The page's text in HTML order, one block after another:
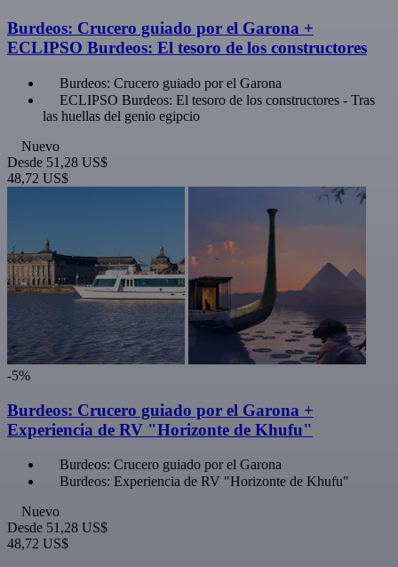
Burdeos: Crucero guiado por el Garona +
ECLIPSO Burdeos: El tesoro de los constructores
Burdeos: Crucero guiado por el Garona
ECLIPSO Burdeos: El tesoro de los constructores - Tras
las huellas del genio egipcio
Nuevo
Desde 51,28 US$
48,72 US$
-5%
Burdeos: Crucero guiado por el Garona +
Experiencia de RV "Horizonte de Khufu"
Burdeos: Crucero guiado por el Garona
Burdeos: Experiencia de RV "Horizonte de Khufu"
Nuevo
Desde 51,28 US$
48,72 US$